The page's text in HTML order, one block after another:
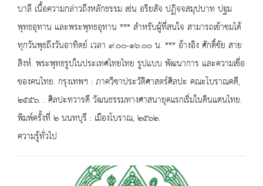
บาลี เนื้อความกล่าวถึงหลักธรรม เช่น อริยสัจ ปฏิจจสมุปบาท ปฐม
พุทธอุทาน และพระพุทธอุทาน *** สำหรับผู้ที่สนใจ สามารถเข้าชมได้
ทุกวันพุธถึงวันอาทิตย์ เวลา ๙.๐๐-๑๖.๐๐ น. *** อ้างอิง ศักดิ์ชัย สาย
สิงห์. พระพุทธรูปในประเทศไทยไทย รูปแบบ พัฒนาการ และความเชื่อ
ของคนไทย. กรุงเทพฯ : ภาควิชาประวัติศาสตร์ศิลปะ คณะโบราณคดี,
๒๕๕๖. . ศิลปะทวารดี วัฒนธรรมทางศาสนายุคแรกเริ่มในดินแดนไทย.
พิมพ์ครั้งที่ ๒ นนทบุรี : เมืองโบราณ, ๒๕๖๒.
ความรู้ทั่วไป